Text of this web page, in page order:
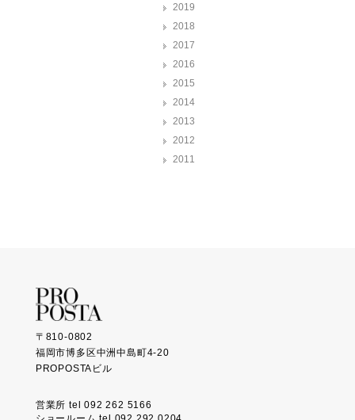
2019
2018
2017
2016
2015
2014
2013
2012
2011
〒810-0802
福岡市博多区中洲中島町4-20
PROPOSTAビル
営業所 tel 092 262 5166